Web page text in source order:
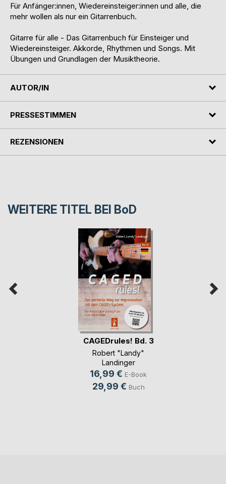
Für Anfänger:innen, Wiedereinsteiger:innen und alle, die
mehr wollen als nur ein Gitarrenbuch.
Gitarre für alle - Das Gitarrenbuch für Einsteiger und
Wiedereinsteiger. Akkorde, Rhythmen und Songs. Mit
Übungen und Grundlagen der Musiktheorie.
AUTOR/IN
PRESSESTIMMEN
REZENSIONEN
WEITERE TITEL BEI BoD
CAGEDrules! Bd. 3
Robert "Landy"
Landinger
16,99 € E-Book
29,99 € Buch